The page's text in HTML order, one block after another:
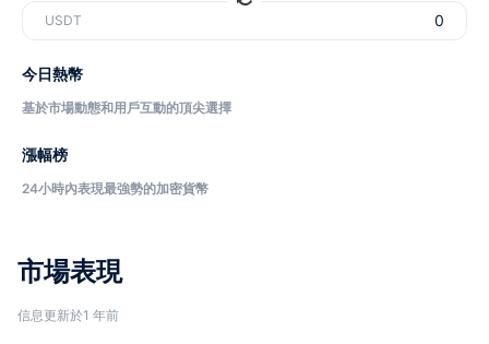
市場表現
信息更新於1 年前
USDT
今日熱幣
基於市場動態和用戶互動的頂尖選擇
漲幅榜
24小時內表現最強勢的加密貨幣